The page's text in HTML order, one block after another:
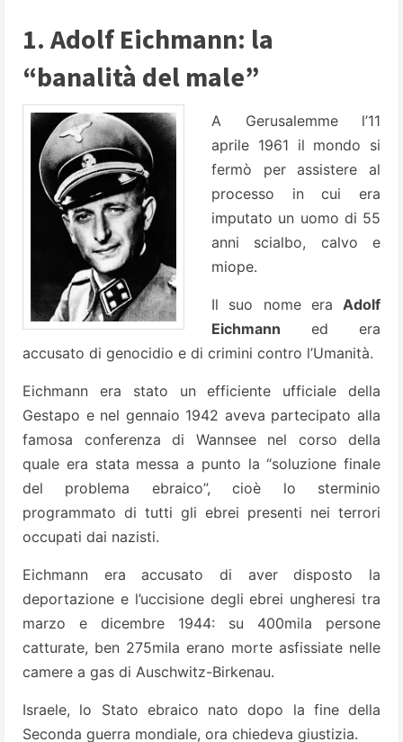
1. Adolf Eichmann: la
“banalità del male”
A Gerusalemme l’11
aprile 1961 il mondo si
fermò per assistere al
processo in cui era
imputato un uomo di 55
anni scialbo, calvo e
miope.
Il suo nome era Adolf
Eichmann ed era
accusato di genocidio e di crimini contro l’Umanità.
Eichmann era stato un efficiente ufficiale della
Gestapo e nel gennaio 1942 aveva partecipato alla
famosa conferenza di Wannsee nel corso della
quale era stata messa a punto la “soluzione finale
del problema ebraico”, cioè lo sterminio
programmato di tutti gli ebrei presenti nei terrori
occupati dai nazisti.
Eichmann era accusato di aver disposto la
deportazione e l’uccisione degli ebrei ungheresi tra
marzo e dicembre 1944: su 400mila persone
catturate, ben 275mila erano morte asfissiate nelle
camere a gas di Auschwitz-Birkenau.
Israele, lo Stato ebraico nato dopo la fine della
Seconda guerra mondiale, ora chiedeva giustizia.